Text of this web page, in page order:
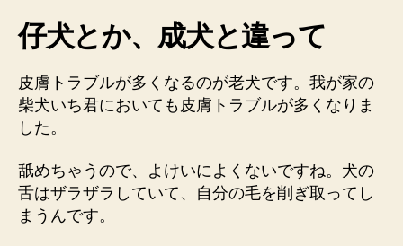
て
た
柴
ち
君
仔犬とか、成犬と違って
皮膚トラブルが多くなるのが老犬です。我が家の
柴犬いち君においても皮膚トラブルが多くなりま
した。
舐めちゃうので、よけいによくないですね。犬の
舌はザラザラしていて、自分の毛を削ぎ取ってし
まうんです。